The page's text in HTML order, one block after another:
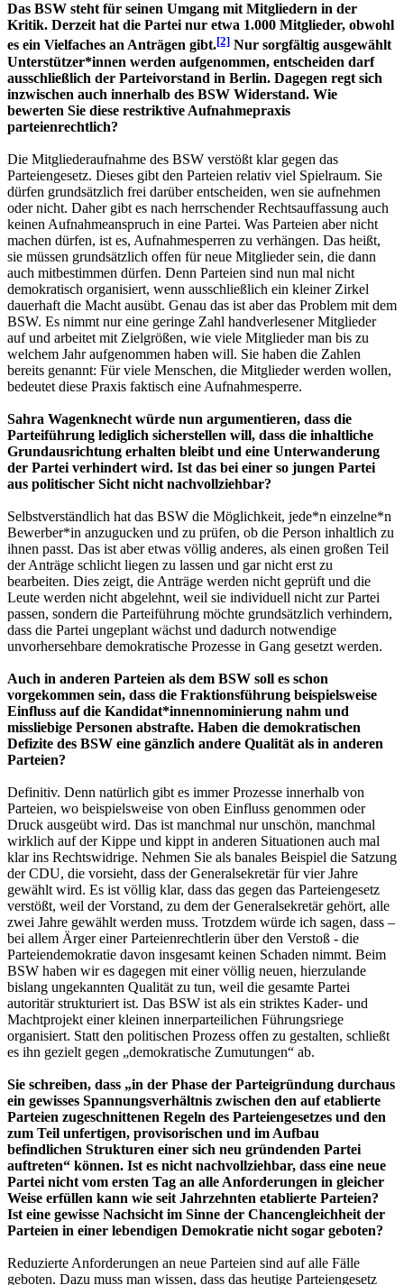
Das BSW steht für seinen Umgang mit Mitgliedern in der
Kritik. Derzeit hat die Partei nur etwa 1.000 Mitglieder, obwohl
es ein Vielfaches an Anträgen gibt.[2] Nur sorgfältig ausgewählt
Unterstützer*innen werden aufgenommen, entscheiden darf
ausschließlich der Parteivorstand in Berlin. Dagegen regt sich
inzwischen auch innerhalb des BSW Widerstand. Wie
bewerten Sie diese restriktive Aufnahmepraxis
parteienrechtlich?
Die Mitgliederaufnahme des BSW verstößt klar gegen das
Parteiengesetz. Dieses gibt den Parteien relativ viel Spielraum. Sie
dürfen grundsätzlich frei darüber entscheiden, wen sie aufnehmen
oder nicht. Daher gibt es nach herrschender Rechtsauffassung auch
keinen Aufnahmeanspruch in eine Partei. Was Parteien aber nicht
machen dürfen, ist es, Aufnahmesperren zu verhängen. Das heißt,
sie müssen grundsätzlich offen für neue Mitglieder sein, die dann
auch mitbestimmen dürfen. Denn Parteien sind nun mal nicht
demokratisch organisiert, wenn ausschließlich ein kleiner Zirkel
dauerhaft die Macht ausübt. Genau das ist aber das Problem mit dem
BSW. Es nimmt nur eine geringe Zahl handverlesener Mitglieder
auf und arbeitet mit Zielgrößen, wie viele Mitglieder man bis zu
welchem Jahr aufgenommen haben will. Sie haben die Zahlen
bereits genannt: Für viele Menschen, die Mitglieder werden wollen,
bedeutet diese Praxis faktisch eine Aufnahmesperre.
Sahra Wagenknecht würde nun argumentieren, dass die
Parteiführung lediglich sicherstellen will, dass die inhaltliche
Grundausrichtung erhalten bleibt und eine Unterwanderung
der Partei verhindert wird. Ist das bei einer so jungen Partei
aus politischer Sicht nicht nachvollziehbar?
Selbstverständlich hat das BSW die Möglichkeit, jede*n einzelne*n
Bewerber*in anzugucken und zu prüfen, ob die Person inhaltlich zu
ihnen passt. Das ist aber etwas völlig anderes, als einen großen Teil
der Anträge schlicht liegen zu lassen und gar nicht erst zu
bearbeiten. Dies zeigt, die Anträge werden nicht geprüft und die
Leute werden nicht abgelehnt, weil sie individuell nicht zur Partei
passen, sondern die Parteiführung möchte grundsätzlich verhindern,
dass die Partei ungeplant wächst und dadurch notwendige
unvorhersehbare demokratische Prozesse in Gang gesetzt werden.
Auch in anderen Parteien als dem BSW soll es schon
vorgekommen sein, dass die Fraktionsführung beispielsweise
Einfluss auf die Kandidat*innennominierung nahm und
missliebige Personen abstrafte. Haben die demokratischen
Defizite des BSW eine gänzlich andere Qualität als in anderen
Parteien?
Definitiv. Denn natürlich gibt es immer Prozesse innerhalb von
Parteien, wo beispielsweise von oben Einfluss genommen oder
Druck ausgeübt wird. Das ist manchmal nur unschön, manchmal
wirklich auf der Kippe und kippt in anderen Situationen auch mal
klar ins Rechtswidrige. Nehmen Sie als banales Beispiel die Satzung
der CDU, die vorsieht, dass der Generalsekretär für vier Jahre
gewählt wird. Es ist völlig klar, dass das gegen das Parteiengesetz
verstößt, weil der Vorstand, zu dem der Generalsekretär gehört, alle
zwei Jahre gewählt werden muss. Trotzdem würde ich sagen, dass –
bei allem Ärger einer Parteienrechtlerin über den Verstoß - die
Parteiendemokratie davon insgesamt keinen Schaden nimmt. Beim
BSW haben wir es dagegen mit einer völlig neuen, hierzulande
bislang ungekannten Qualität zu tun, weil die gesamte Partei
autoritär strukturiert ist. Das BSW ist als ein striktes Kader- und
Machtprojekt einer kleinen innerparteilichen Führungsriege
organisiert. Statt den politischen Prozess offen zu gestalten, schließt
es ihn gezielt gegen „demokratische Zumutungen“ ab.
Sie schreiben, dass „in der Phase der Parteigründung durchaus
ein gewisses Spannungsverhältnis zwischen den auf etablierte
Parteien zugeschnittenen Regeln des Parteiengesetzes und den
zum Teil unfertigen, provisorischen und im Aufbau
befindlichen Strukturen einer sich neu gründenden Partei
auftreten“ können. Ist es nicht nachvollziehbar, dass eine neue
Partei nicht vom ersten Tag an alle Anforderungen in gleicher
Weise erfüllen kann wie seit Jahrzehnten etablierte Parteien?
Ist eine gewisse Nachsicht im Sinne der Chancengleichheit der
Parteien in einer lebendigen Demokratie nicht sogar geboten?
Reduzierte Anforderungen an neue Parteien sind auf alle Fälle
geboten. Dazu muss man wissen, dass das heutige Parteiengesetz